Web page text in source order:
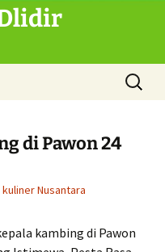
Cari
untuk:
di Pawon 24
Nusantara
kambing di Pawon